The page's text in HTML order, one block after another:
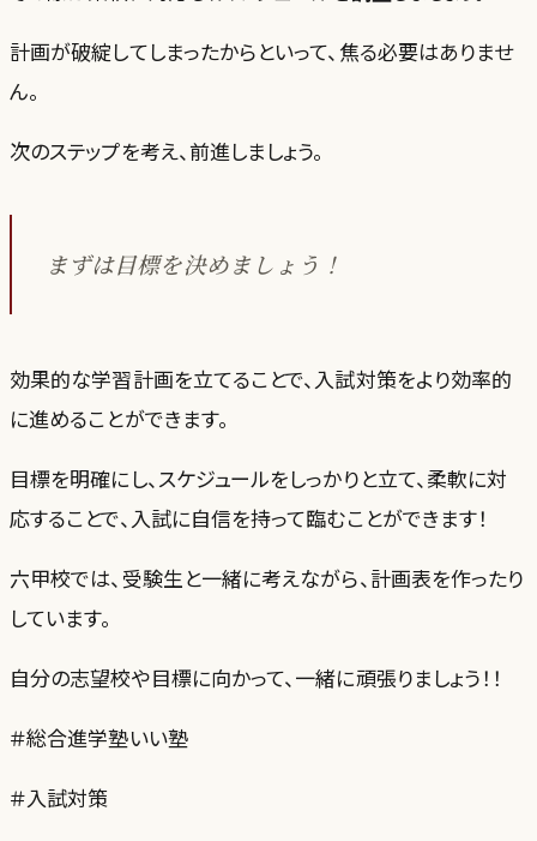
計画が破綻してしまったからといって、焦る必要はありませ
ん。
次のステップを考え、前進しましょう。
まずは目標を決めましょう！
効果的な学習計画を立てることで、入試対策をより効率的
に進めることができます。
目標を明確にし、スケジュールをしっかりと立て、柔軟に対
応することで、入試に自信を持って臨むことができます！
六甲校では、受験生と一緒に考えながら、計画表を作ったり
しています。
自分の志望校や目標に向かって、一緒に頑張りましょう！！
＃総合進学塾いい塾
＃入試対策